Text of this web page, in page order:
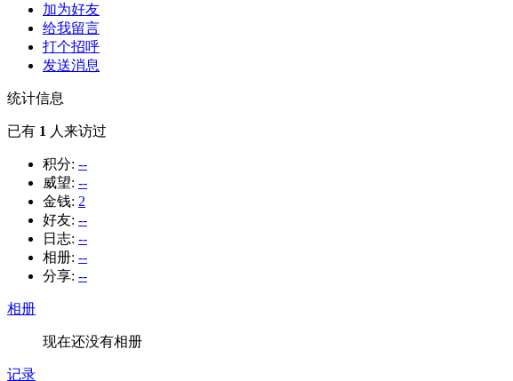
加为好友
给我留言
打个招呼
发送消息
统计信息
已有 1 人来访过
积分: --
威望: --
金钱: 2
好友: --
日志: --
相册: --
分享: --
相册
现在还没有相册
记录